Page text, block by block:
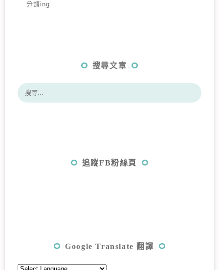
分類ing
搜尋文章
追蹤FB粉絲頁
Google Translate 翻譯